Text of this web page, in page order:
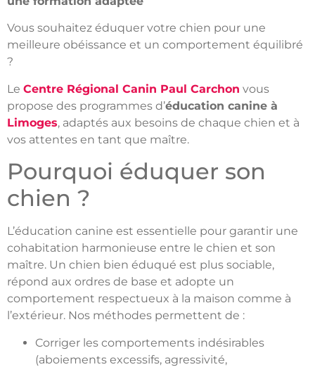
Vous souhaitez éduquer votre chien pour une
meilleure obéissance et un comportement équilibré
?
Le Centre Régional Canin Paul Carchon vous
propose des programmes d’éducation canine à
Limoges, adaptés aux besoins de chaque chien et à
vos attentes en tant que maître.
Pourquoi éduquer son
chien ?
L’éducation canine est essentielle pour garantir une
cohabitation harmonieuse entre le chien et son
maître. Un chien bien éduqué est plus sociable,
répond aux ordres de base et adopte un
comportement respectueux à la maison comme à
l’extérieur. Nos méthodes permettent de :
Corriger les comportements indésirables
(aboiements excessifs, agressivité,